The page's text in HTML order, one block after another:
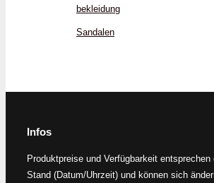
bekleidung
Sandalen
Infos
Produktpreise und Verfügbarkeit entsprechen
Stand (Datum/Uhrzeit) und können sich